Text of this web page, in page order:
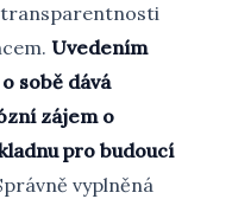
transparentnosti
Uvedením
sobě dává
zájem o
pro budoucí
vyplněná